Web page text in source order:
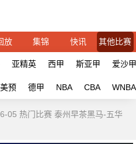
放 集锦 快讯 其他比赛
亚精英 西甲 斯亚甲 爱沙甲
预 德甲 NBA CBA WNBA
05 热门比赛 泰州早茶黑马-五华